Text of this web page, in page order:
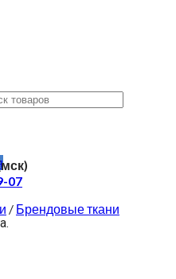
07
/ Брендовые ткани